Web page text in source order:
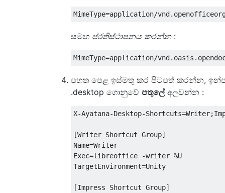
සමඟ ප්රතිස්ථාපනය කරන්න:
පහත පෙළ ඉස්මතු කර පිටපත් කරන්න,
.desktop ගොනුවේ පතුලේඅලවන්න :
X-Ayatana-Desktop-
[Writer Shortcut Group]
Name=Writer
Exec=libreoffice -writer %U
TargetEnvironment=Unity
[Impress Shortcut Group]